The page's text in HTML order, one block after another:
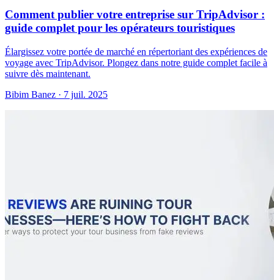
Comment publier votre entreprise sur TripAdvisor :
guide complet pour les opérateurs touristiques
Élargissez votre portée de marché en répertoriant des expériences de
voyage avec TripAdvisor. Plongez dans notre guide complet facile à
suivre dès maintenant.
Bibim Banez · 7 juil. 2025